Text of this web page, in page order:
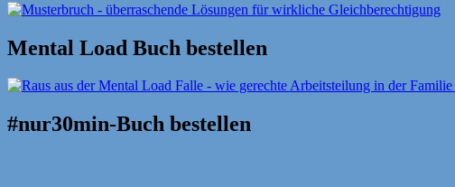
Mental Load Buch bestellen
#nur30min-Buch bestellen